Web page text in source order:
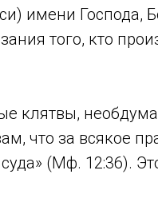
имени Господа,
того, кто
клятвы,
что за всякое
(Мф. 12:36).